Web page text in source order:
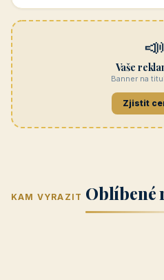
📣
Vaše
Banner na
Zjistit
KAM VYRAZIT Oblíbené
(Jihomoravský
kraj)
Zlínský kraj
Karlovarský